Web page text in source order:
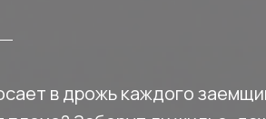
в дрожь каждого